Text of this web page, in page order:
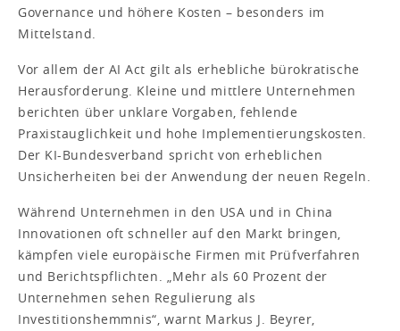
Governance und höhere Kosten – besonders im
Mittelstand.
Vor allem der AI Act gilt als erhebliche bürokratische
Herausforderung. Kleine und mittlere Unternehmen
berichten über unklare Vorgaben, fehlende
Praxistauglichkeit und hohe Implementierungskosten.
Der KI-Bundesverband spricht von erheblichen
Unsicherheiten bei der Anwendung der neuen Regeln.
Während Unternehmen in den USA und in China
Innovationen oft schneller auf den Markt bringen,
kämpfen viele europäische Firmen mit Prüfverfahren
und Berichtspflichten. „Mehr als 60 Prozent der
Unternehmen sehen Regulierung als
Investitionshemmnis“, warnt Markus J. Beyrer,